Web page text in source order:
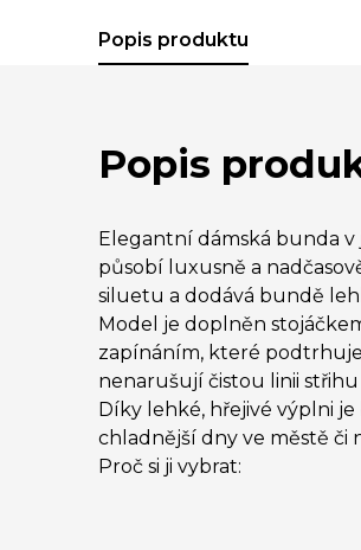
Popis produktu
Popis
Elegantní dámská bunda
působí luxusně a
siluetu a dodává bundě
Model je doplněn
zapínáním, které
nenarušují čistou linii
Díky lehké, hřejivé výplni
chladnější dny ve městě či
Proč si ji vybrat: